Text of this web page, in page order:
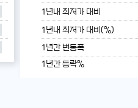
1년내 최저가 대비
1년내 최저가 대비(%)
1년간 변동폭
1년간 등락%